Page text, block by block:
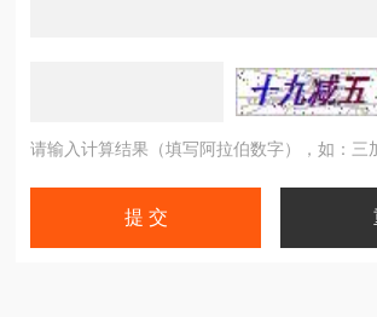
请输入计算结果（填写阿拉伯数字），如：三